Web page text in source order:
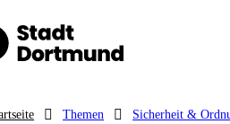
Themen Sicherheit &